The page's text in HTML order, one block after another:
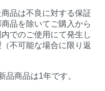
品は不良に対する保証
品を除いてご購入から
でのご使用にて発生し
不可能な場合に限り返
品商品は1年です。